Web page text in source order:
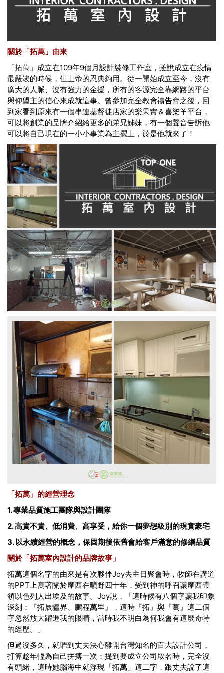
關於「拓萬」由來
「拓萬」成立在109年9個月設計裝修工作室，雖說成立在疫情
最嚴竣的時候，但上帝的恩典夠用。從一開始成立至今，沒有
廣大的人脈、沒有強力的金援，所有的客源完全靠網路的平台
與仰望主的信心來成就這事。曾參加完全教會禱告會之後，回
到家看到原來有一個串連基督徒店家的樂果實＆喜樂羊平台，
可以將創業的品牌介紹給更多的弟兄姊妹，有一個聲音告訴他
可以將自己現在的一小小事業為主擺上，於是他就來了！
「拓萬」的經營理念
1. 專業品質施工團隊與設計團隊
2. 高貴不貴、低消費、高享受，給你一個夢想級別的現實豪宅
3. 以永續經營的概念，保固期後依舊會給客戶滿意的修繕品質
關於「拓萬室內設計的品牌故事」
拓萬這個名字的由來是有次夥伴Joy去主日聚會時，牧師在講道
的PPT上寫著關於摩西在曠野四十年，受到神的呼召讓摩西帶
領以色列人出埃及的故事。 Joy說，「這時候有八個字讓我印象
深刻：『拓展疆界、鵬程萬里』，這時『拓』與『萬』這二個
字忽然放大躍進我的眼睛，當時我不明白為何我會有這麼奇特
的經歷。」
但過沒多久，就聽到丈夫決心離開台灣知名的百大設計公司，
打算趁年輕為自己拼搏一次；提到要成立公司取名時，完全沒
有頭緒，這時她腦海中就浮現「拓萬」這二字，跟丈夫說了這